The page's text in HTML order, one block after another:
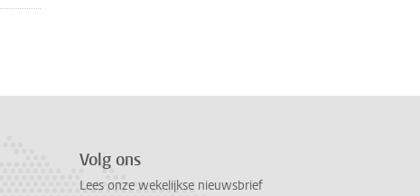
Volg ons
Lees onze wekelijkse nieuwsbrief